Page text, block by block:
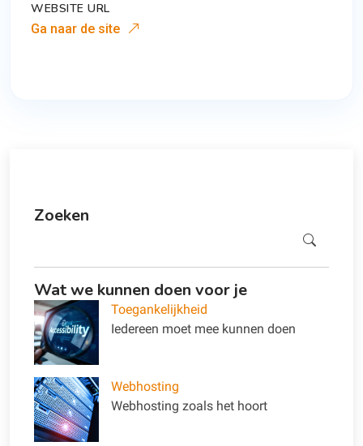
WEBSITE URL
Ga naar de site
Zoeken
Wat we kunnen doen voor je
Toegankelijkheid
Iedereen moet mee kunnen doen
Webhosting
Webhosting zoals het hoort